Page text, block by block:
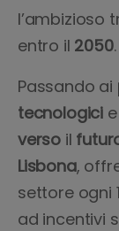
l’ambizioso
entro il 2050.
Passando ai
tecnologici e
verso il
Lisbona,
settore ogni
ad incentivi